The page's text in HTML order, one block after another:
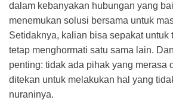
dalam kebanyakan hubungan yang
menemukan solusi bersama untuk
Setidaknya, kalian bisa sepakat untuk
tetap menghormati satu sama lain.
penting: tidak ada pihak yang merasa
ditekan untuk melakukan hal yang
nuraninya.